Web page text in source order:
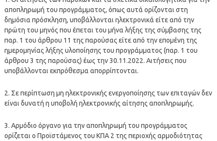
αποπληρωμή του προγράμματος, όπως αυτά ορίζονται στη
δημόσια πρόσκληση, υποβάλλονται ηλεκτρονικά είτε από την
πρώτη του μηνός που έπεται του μήνα λήξης της σύμβασης της
παρ. 1 του άρθρου 11 της παρούσας είτε από την επομένη της
ημερομηνίας λήξης υλοποίησης του προγράμματος (παρ. 1 του
άρθρου 3 της παρούσας) έως την 30.11.2022. Αιτήσεις που
υποβάλλονται εκπρόθεσμα απορρίπτονται.
2. Σε περίπτωση μη ηλεκτρονικής ενεργοποίησης των επιταγών δεν
είναι δυνατή η υποβολή ηλεκτρονικής αίτησης αποπληρωμής.
3. Αρμόδιο όργανο για την αποπληρωμή του προγράμματος
ορίζεται ο Προϊστάμενος του ΚΠΑ 2 της περιοχής αρμοδιότητας